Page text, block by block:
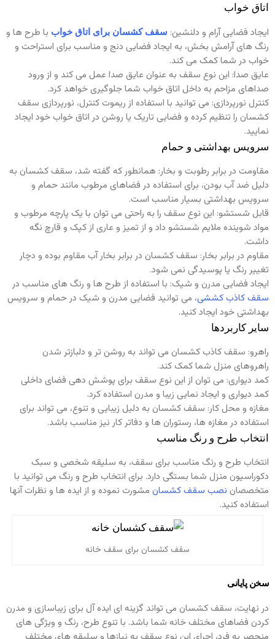
اتاق خواب
ایجاد فضایی آرام و دلنشین: سقف کشسان برای اتاق خواب با طرح ها و
رنگ های آرامش بخش، به ایجاد فضایی دنج و مناسب برای استراحت و
خواب در شما کمک می کند.
عایق صدا: این نوع سقف به عنوان عایق صدا عمل می کند و از ورود
صداهای مزاحم به داخل اتاق خواب شما جلوگیری خواهد کرد.
کنترل نورپردازی: می توانید با استفاده از ریموت کنترل، نورپردازی سقف
کشسان را تنظیم کرده و فضایی تاریک یا روشن در اتاق خواب خود ایجاد
نمایید.
سرویس بهداشتی و حمام
مقاومت در برابر رطوبت و بخار: همانطور که گفته شد، سقف کشسان به
دلیل ضد آب بودن، برای استفاده در فضاهای مرطوب مانند حمام و
سرویس بهداشتی بسیار مناسب است.
قابل شستشو: این نوع سقف را به راحتی می توان با یک پارچه مرطوب و
مواد شوینده ملایم شستشو داد و از تمیز و عاری از کپک و قارچ نگه
داشت.
مقاوم در برابر بخار: سقف کشسان در برابر بخار آب مقاوم بوده و دچار
تغییر رنگ یا پوسیدگی نمی شود.
ایجاد فضایی مدرن و شیک: با استفاده از طرح ها و رنگ های مناسب در
سقف کاذب کششی، می توانید فضایی مدرن و شیک در حمام و سرویس
بهداشتی خود ایجاد کنید.
سایر کاربردها
راهرو: سقف کاذب کشسان می تواند به روشن تر و دلبازتر شدن
راهروهای منزل شما کمک کند.
کمد دیواری: می توان از این نوع سقف برای پوشش دهی فضای داخلی
کمد دیواری و ایجاد نمایی زیبا و مدرن استفاده کرد.
مغازه و محل کار: سقف کشسان به دلیل زیبایی و تنوع، می تواند برای
استفاده در مغازه ها، رستوران ها و دفاتر کار نیز مناسب باشد.
انتخاب طرح و رنگ مناسب
انتخاب طرح و رنگ مناسب برای سقف، به سلیقه شخصی و سبک
دکوراسیون منزل شما بستگی دارد. برای انتخاب طرح و رنگ می توانید با
متخصصان نصب سقف کشسان مشورت نموده و از ایده ها و نظرات آنها
استفاده کنید.
سقف کشسان برای سقف خانه
سخن پایانی
در نهایت، سقف کشسان می تواند گزینه ای ایده آل برای زیباسازی و مدرن
کردن فضاهای مختلف خانه شما باشد. با تنوع طرح، رنگ و ویژگی های